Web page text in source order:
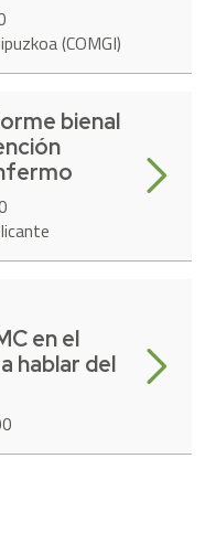
(COMGI)
bienal
Leer más
en el
hablar del
Leer más